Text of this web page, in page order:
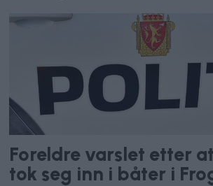
Foreldre varslet etter
tok seg inn i båter i